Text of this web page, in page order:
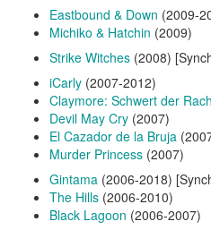
Eastbound & Down (2009-
Michiko & Hatchin (2009)
Strike Witches (2008)
iCarly (2007-2012)
Claymore: Schwert der
Devil May Cry (2007)
El Cazador de la Bruja
Murder Princess (2007)
Gintama (2006-2018)
The Hills (2006-2010)
Black Lagoon (2006-2007)